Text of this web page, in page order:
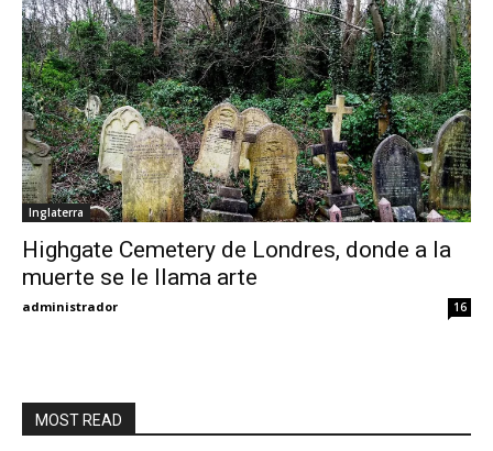
Inglaterra
Highgate Cemetery de Londres, donde a la
muerte se le llama arte
administrador 16
MOST READ